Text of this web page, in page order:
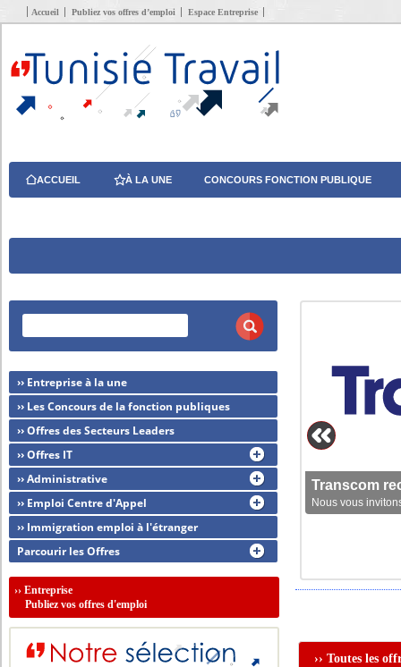
Accueil Publiez vos offres d’emploi Espace Entreprise
ACCUEIL À LA UNE CONCOURS FONCTION PUBLIQUE
Transcom
Nous vous
›› Toutes les
›› Entreprise à la une
›› Les Concours de la fonction publiques
›› Offres des Secteurs Leaders
›› Offres IT
›› Administrative
›› Emploi Centre d'Appel
›› Immigration emploi à l'étranger
Parcourir les Offres
››Entreprise
Publiez vos offres d'emploi